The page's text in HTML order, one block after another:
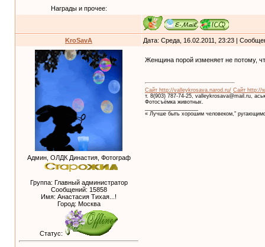
Награды и прочее:
KroSavA Дата: Среда, 16.02.2011, 23:23 |
Админ, ОЛДК Династия, Фотограф
Группа: Главный администратор
Сообщений: 15858
Имя: Анастасия Тихая...!
Город: Москва
Статус:
Женщина порой изменяет не потому,
Сайт http://valleykrosava.narod.ru/ Сайт http://
т. 8(903) 787-74-25, valleykrosava@mail.ru,
Фотосъёмка животных.
« Лучше быть хорошим человеком,"